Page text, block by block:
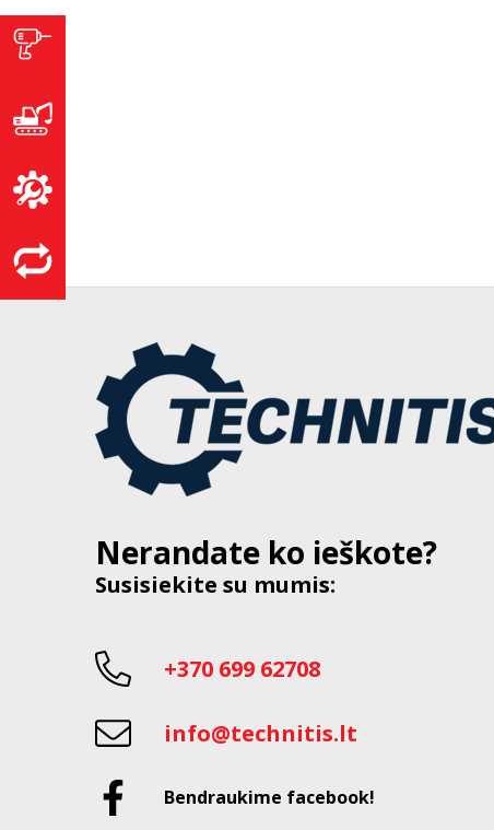
Nerandate ko ieškote?
Susisiekite su mumis:
+370 699 62708
info@technitis.lt
Bendraukime facebook!